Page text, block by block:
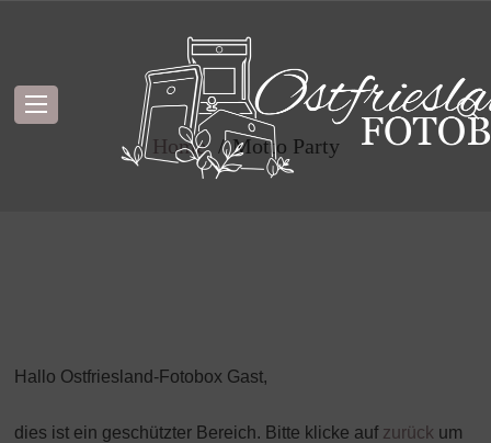
Portfolio Single
Home Motto Party
Hallo Ostfriesland-Fotobox Gast,
dies ist ein geschützter Bereich. Bitte klicke auf zurück um